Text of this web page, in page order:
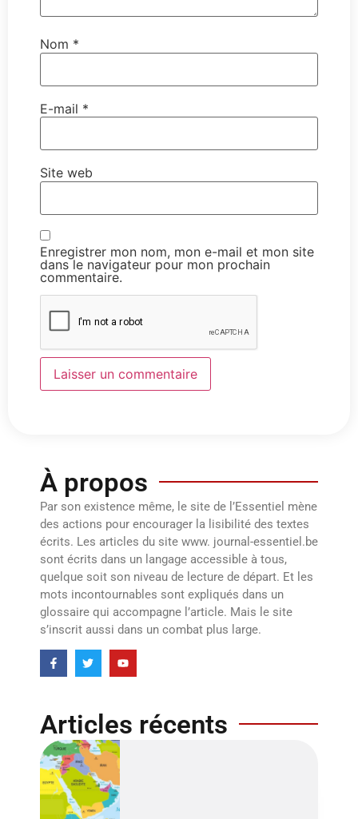
Nom *
E-mail *
Site web
Enregistrer mon nom, mon e-mail et mon site
dans le navigateur pour mon prochain
commentaire.
À propos
Par son existence même, le site de l’Essentiel mène
des actions pour encourager la lisibilité des textes
écrits. Les articles du site www. journal-essentiel.be
sont écrits dans un langage accessible à tous,
quelque soit son niveau de lecture de départ. Et les
mots incontournables sont expliqués dans un
glossaire qui accompagne l’article. Mais le site
s’inscrit aussi dans un combat plus large.
Articles récents